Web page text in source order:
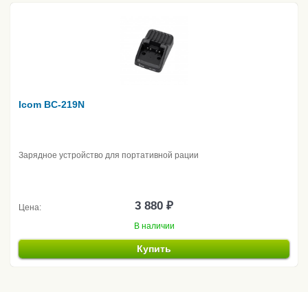
Icom BC-219N
Зарядное устройство для портативной рации
Цена: 3 880 ₽
В наличии
Купить